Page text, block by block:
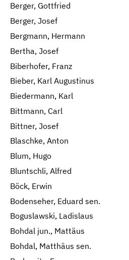
Berger, Gottfried
Berger, Josef
Bergmann, Hermann
Bertha, Josef
Biberhofer, Franz
Bieber, Karl Augustinus
Biedermann, Karl
Bittmann, Carl
Bittner, Josef
Blaschke, Anton
Blum, Hugo
Bluntschli, Alfred
Böck, Erwin
Bodenseher, Eduard sen.
Boguslawski, Ladislaus
Bohdal jun., Mattäus
Bohdal, Matthäus sen.